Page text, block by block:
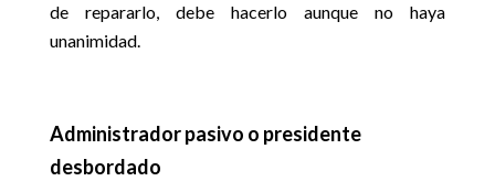
de repararlo, debe hacerlo aunque no haya
unanimidad.
Administrador pasivo o presidente
desbordado